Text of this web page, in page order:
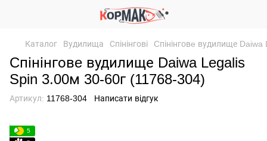
Каталог Вудилища Спінінгові Cпінінговe вудилище
Cпінінговe вудилище Daiwa Legalis
Spin 3.00м 30-60г (11768-304)
Артикул: 11768-304 Написати відгук
5